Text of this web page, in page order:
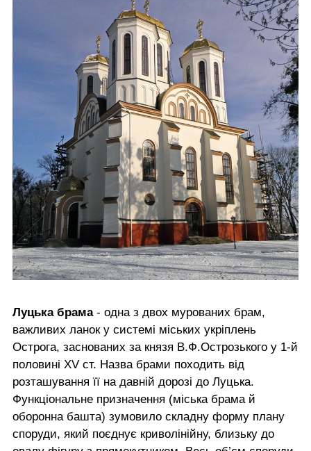
Луцька брама- одна з двох мурованих брам,
важливих ланок у системі міських укріплень
Острога, заснованих за князя В.Ф.Острозького у 1-й
половині XV ст. Назва брами походить від
розташування її на давній дорозі до Луцька.
Функціональне призначення (міська брама й
оборонна башта) зумовило складну форму плану
споруди, який поєднує криволінійну, близьку до